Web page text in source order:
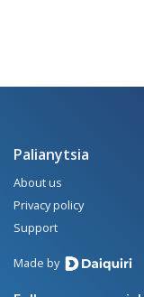
Palianytsia
About us
Privacy policy
Support
Made by